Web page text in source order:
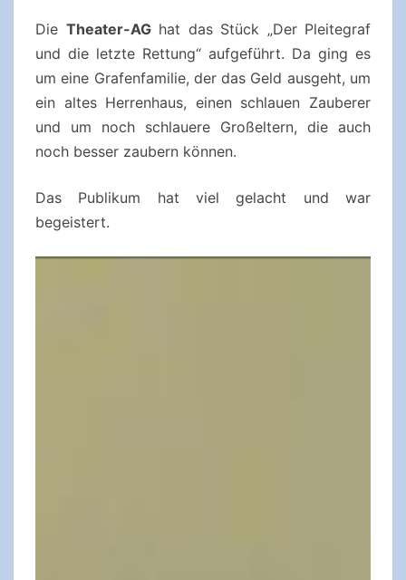
Die Theater-AGhat das Stück „Der Pleitegraf
und die letzte Rettung“ aufgeführt. Da ging es
um eine Grafenfamilie, der das Geld ausgeht, um
ein altes Herrenhaus, einen schlauen Zauberer
und um noch schlauere Großeltern, die auch
noch besser zaubern können.
Das Publikum hat viel gelacht und war
begeistert.